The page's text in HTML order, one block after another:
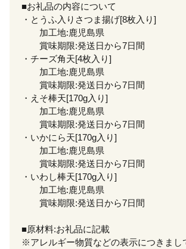
■お礼品の内容について
・とうふ入りさつま揚げ[8枚入り]
加工地:鹿児島県
賞味期限:発送日から7日間
・チーズ角天[4枚入り]
加工地:鹿児島県
賞味期限:発送日から7日間
・えそ棒天[170g入り]
加工地:鹿児島県
賞味期限:発送日から7日間
・いかにら天[170g入り]
加工地:鹿児島県
賞味期限:発送日から7日間
・いわし棒天[170g入り]
加工地:鹿児島県
賞味期限:発送日から7日間
■原材料:お礼品に記載
※アレルギー物質などの表示につきまし